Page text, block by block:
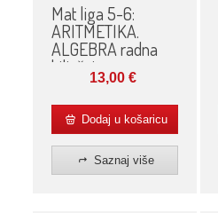
Mat liga 5-6:
ARITMETIKA.
ALGEBRA radna
bilježnica
13,00€
Dodaj u košaricu
Saznaj više